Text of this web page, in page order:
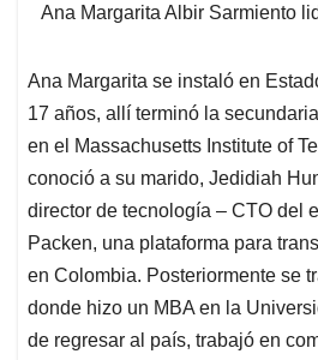
Ana Margarita Albir Sarmiento
Ana Margarita se instaló en
17 años, allí terminó la
en el Massachusetts Institute of
conoció a su marido, Jedidiah
director de tecnología – CTO del
Packen, una plataforma para
en Colombia. Posteriormente se
donde hizo un MBA en la
de regresar al país, trabajó en